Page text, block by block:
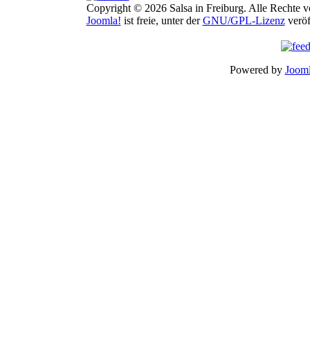
Copyright © 2026 Salsa in Freiburg. Alle Rechte
Joomla! ist freie, unter derGNU/GPL-Lizenz
Powered by